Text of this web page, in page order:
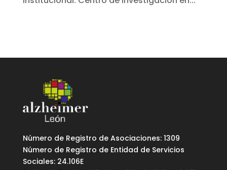
Número de Registro de Asociaciones: 1309
Número de Registro de Entidad de Servicios
Sociales: 24.106E